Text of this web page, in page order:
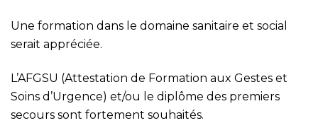
Une formation dans le domaine sanitaire et social
serait appréciée.
L’AFGSU (Attestation de Formation aux Gestes et
Soins d’Urgence) et/ou le diplôme des premiers
secours sont fortement souhaités.